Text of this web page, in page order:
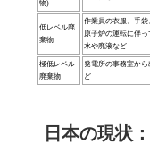
物)
低レベル廃
棄物
作業員の衣服、手袋
原子炉の運転に伴っ
水や廃液など
極低レベル
廃棄物
発電所の事務室から
ど
日本の現状